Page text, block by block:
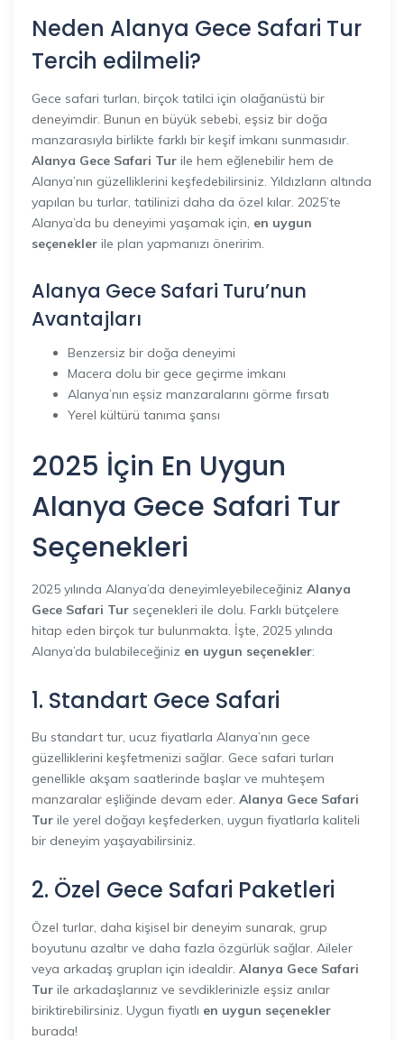
Neden Alanya Gece Safari Tur
Tercih edilmeli?
Gece safari turları, birçok tatilci için olağanüstü bir
deneyimdir. Bunun en büyük sebebi, eşsiz bir doğa
manzarasıyla birlikte farklı bir keşif imkanı sunmasıdır.
Alanya Gece Safari Tur ile hem eğlenebilir hem de
Alanya’nın güzelliklerini keşfedebilirsiniz. Yıldızların altında
yapılan bu turlar, tatilinizi daha da özel kılar. 2025’te
Alanya’da bu deneyimi yaşamak için, en uygun
seçenekler ile plan yapmanızı öneririm.
Alanya Gece Safari Turu’nun
Avantajları
Benzersiz bir doğa deneyimi
Macera dolu bir gece geçirme imkanı
Alanya’nın eşsiz manzaralarını görme fırsatı
Yerel kültürü tanıma şansı
2025 İçin En Uygun
Alanya Gece Safari Tur
Seçenekleri
2025 yılında Alanya’da deneyimleyebileceğiniz Alanya
Gece Safari Tur seçenekleri ile dolu. Farklı bütçelere
hitap eden birçok tur bulunmakta. İşte, 2025 yılında
Alanya’da bulabileceğiniz en uygun seçenekler:
1. Standart Gece Safari
Bu standart tur, ucuz fiyatlarla Alanya’nın gece
güzelliklerini keşfetmenizi sağlar. Gece safari turları
genellikle akşam saatlerinde başlar ve muhteşem
manzaralar eşliğinde devam eder. Alanya Gece Safari
Tur ile yerel doğayı keşfederken, uygun fiyatlarla kaliteli
bir deneyim yaşayabilirsiniz.
2. Özel Gece Safari Paketleri
Özel turlar, daha kişisel bir deneyim sunarak, grup
boyutunu azaltır ve daha fazla özgürlük sağlar. Aileler
veya arkadaş grupları için idealdir. Alanya Gece Safari
Tur ile arkadaşlarınız ve sevdiklerinizle eşsiz anılar
biriktirebilirsiniz. Uygun fiyatlı en uygun seçenekler
burada!